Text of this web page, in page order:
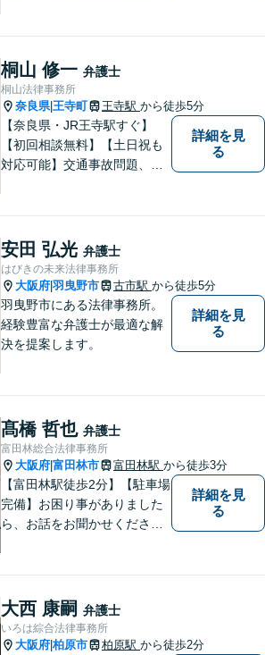
策をご提案【LINE利用可】
【平日夜間、土日祝日、応相
談】
桐山 修一 弁護士
桐山法律事務所
奈良県|王寺町 王寺駅 から徒歩5分
【奈良県・JR王寺駅すぐ】
【初回相談無料】【土日祝も
対応可能】交通事故問題、遺
提供しています。
詳細を見
る
安田 弘光 弁護士
はびきの未来法律事務所
大阪府 羽曳野市 古市駅 から徒歩5分
羽曳野市にある法律事務所。
経験豊富な弁護士が最適な解
決を提案します。
詳細を見
る
髙橋 哲也 弁護士
富田林総合法律事務所
大阪府 富田林市 富田林駅 から徒歩3分
【富田林駅徒歩2分】【駐車場
完備】お困り事がありました
ら、お話をお聞かせくださ
詳細を見
る
大西 康嗣 弁護士
いろは綜合法律事務所
大阪府 柏原市 柏原駅 から徒歩2分